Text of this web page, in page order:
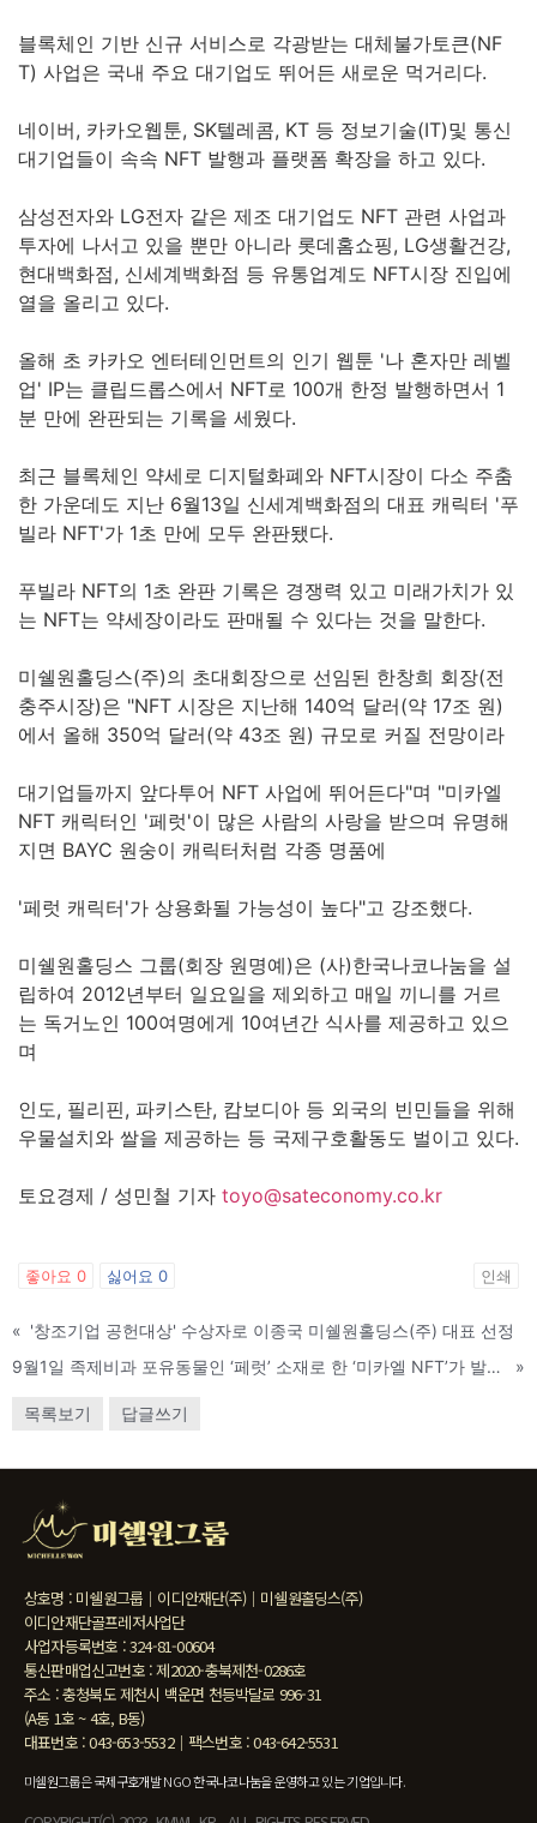
블록체인 기반 신규 서비스로 각광받는 대체불가토큰(NF
T) 사업은 국내 주요 대기업도 뛰어든 새로운 먹거리다.
네이버, 카카오웹툰, SK텔레콤, KT 등 정보기술(IT)및 통신
대기업들이 속속 NFT 발행과 플랫폼 확장을 하고 있다.
삼성전자와 LG전자 같은 제조 대기업도 NFT 관련 사업과
투자에 나서고 있을 뿐만 아니라 롯데홈쇼핑, LG생활건강,
현대백화점, 신세계백화점 등 유통업계도 NFT시장 진입에
열을 올리고 있다.
올해 초 카카오 엔터테인먼트의 인기 웹툰 '나 혼자만 레벨
업' IP는 클립드롭스에서 NFT로 100개 한정 발행하면서 1
분 만에 완판되는 기록을 세웠다.
최근 블록체인 약세로 디지털화폐와 NFT시장이 다소 주춤
한 가운데도 지난 6월13일 신세계백화점의 대표 캐릭터 '푸
빌라 NFT'가 1초 만에 모두 완판됐다.
푸빌라 NFT의 1초 완판 기록은 경쟁력 있고 미래가치가 있
는 NFT는 약세장이라도 판매될 수 있다는 것을 말한다.
미쉘원홀딩스(주)의 초대회장으로 선임된 한창희 회장(전
충주시장)은 "NFT 시장은 지난해 140억 달러(약 17조 원)
에서 올해 350억 달러(약 43조 원) 규모로 커질 전망이라
대기업들까지 앞다투어 NFT 사업에 뛰어든다"며 "미카엘
NFT 캐릭터인 '페럿'이 많은 사람의 사랑을 받으며 유명해
지면 BAYC 원숭이 캐릭터처럼 각종 명품에
'페럿 캐릭터'가 상용화될 가능성이 높다"고 강조했다.
미쉘원홀딩스 그룹(회장 원명예)은 (사)한국나코나눔을 설
립하여 2012년부터 일요일을 제외하고 매일 끼니를 거르
는 독거노인 100여명에게 10여년간 식사를 제공하고 있으
며
인도, 필리핀, 파키스탄, 캄보디아 등 외국의 빈민들을 위해
우물설치와 쌀을 제공하는 등 국제구호활동도 벌이고 있다.
토요경제 / 성민철 기자 toyo@sateconomy.co.kr
좋아요 0 싫어요 0 인쇄
« '창조기업 공헌대상' 수상자로 이종국 미쉘원홀딩스(주) 대표 선정
9월1일 족제비과 포유동물인 ‘페럿’ 소재로 한 ‘미카엘 NFT’가 발행된다.
»
목록보기 답글쓰기
상호명 : 미쉘원그룹｜이디안재단(주)｜미쉘원홀딩스(주)
이디안재단골프레저사업단
사업자등록번호 : 324-81-00604
통신판매업신고번호 : 제2020-충북제천-0286호
주소 : 충청북도 제천시 백운면 천등박달로 996-31
(A동 1호 ~ 4호, B동)
대표번호 : 043-653-5532｜팩스번호 : 043-642-5531
미쉘원그룹은 국제구호개발 NGO 한국나코나눔을 운영하고 있는 기업입니다.